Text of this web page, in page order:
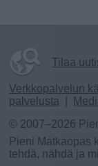
Tilaa
Verkkopalvelun
palvelusta
© 2007–2026
Pieni Matkaopas
tehdä, nähdä ja